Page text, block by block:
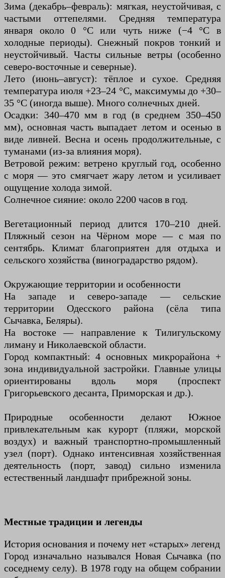
Зима (декабрь–февраль): мягкая, неустойчивая, с
частыми оттепелями. Средняя температура
января около 0 °C или чуть ниже (−4 °C в
холодные периоды). Снежный покров тонкий и
неустойчивый. Часты сильные ветры (особенно
северо-восточные и северные).
Лето (июнь–август): тёплое и сухое. Средняя
температура июля +23–24 °C, максимумы до +30–
35 °C (иногда выше). Много солнечных дней.
Осадки: 340–470 мм в год (в среднем 350–450
мм), основная часть выпадает летом и осенью в
виде ливней. Весна и осень продолжительные, с
туманами (из-за влияния моря).
Ветровой режим: ветрено круглый год, особенно
с моря — это смягчает жару летом и усиливает
ощущение холода зимой.
Солнечное сияние: около 2200 часов в год.
Вегетационный период длится 170–210 дней.
Пляжный сезон на Чёрном море — с мая по
сентябрь. Климат благоприятен для отдыха и
сельского хозяйства (виноградарство рядом).
Окружающие территории и особенности
На западе и северо-западе — сельские
территории Одесского района (сёла типа
Сычавка, Беляры).
На востоке — направление к Тилигульскому
лиману и Николаевской области.
Город компактный: 4 основных микрорайона +
зона индивидуальной застройки. Главные улицы
ориентированы вдоль моря (проспект
Григорьевского десанта, Приморская и др.).
Природные особенности делают Южное
привлекательным как курорт (пляжи, морской
воздух) и важный транспортно-промышленный
узел (порт). Однако интенсивная хозяйственная
деятельность (порт, завод) сильно изменила
естественный ландшафт прибрежной зоны.
Местные традиции и легенды
История основания и почему нет «старых» легенд
Город изначально назывался Новая Сычавка (по
соседнему селу). В 1978 году на общем собрании